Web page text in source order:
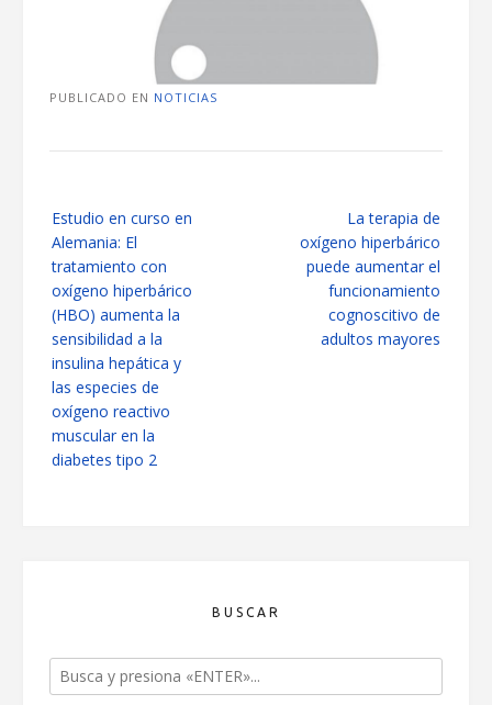
PUBLICADO EN NOTICIAS
de
las
entradas
Estudio en curso en
Alemania: El
tratamiento con
oxígeno hiperbárico
(HBO) aumenta la
sensibilidad a la
insulina hepática y
las especies de
oxígeno reactivo
muscular en la
diabetes tipo 2
La terapia de
oxígeno hiperbárico
puede aumentar el
funcionamiento
cognoscitivo de
adultos mayores
BUSCAR